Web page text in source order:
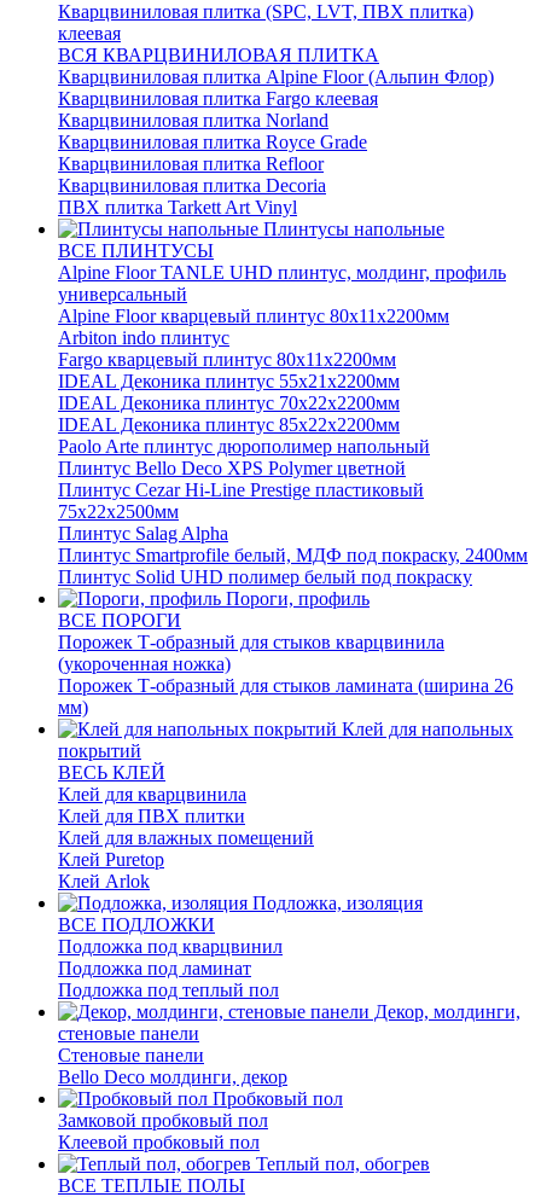
Кварцвиниловая плитка (SPC, LVT, ПВХ плитка)
клеевая
ВСЯ КВАРЦВИНИЛОВАЯ ПЛИТКА
Кварцвиниловая плитка Alpine Floor (Альпин Флор)
Кварцвиниловая плитка Fargo клеевая
Кварцвиниловая плитка Norland
Кварцвиниловая плитка Royce Grade
Кварцвиниловая плитка Refloor
Кварцвиниловая плитка Decoria
ПВХ плитка Tarkett Art Vinyl
Плинтусы напольные
ВСЕ ПЛИНТУСЫ
Alpine Floor TANLE UHD плинтус, молдинг, профиль
универсальный
Alpine Floor кварцевый плинтус 80х11х2200мм
Arbiton indo плинтус
Fargo кварцевый плинтус 80х11х2200мм
IDEAL Деконика плинтус 55х21х2200мм
IDEAL Деконика плинтус 70х22х2200мм
IDEAL Деконика плинтус 85х22х2200мм
Paolo Arte плинтус дюрополимер напольный
Плинтус Bello Deco XPS Polymer цветной
Плинтус Cezar Hi-Line Prestige пластиковый
75х22х2500мм
Плинтус Salag Alpha
Плинтус Smartprofile белый, МДФ под покраску, 2400мм
Плинтус Solid UHD полимер белый под покраску
Пороги, профиль
ВСЕ ПОРОГИ
Порожек Т-образный для стыков кварцвинила
(укороченная ножка)
Порожек Т-образный для стыков ламината (ширина 26
мм)
Клей для напольных
покрытий
ВЕСЬ КЛЕЙ
Клей для кварцвинила
Клей для ПВХ плитки
Клей для влажных помещений
Клей Puretop
Клей Arlok
Подложка, изоляция
ВСЕ ПОДЛОЖКИ
Подложка под кварцвинил
Подложка под ламинат
Подложка под теплый пол
Декор, молдинги,
стеновые панели
Стеновые панели
Bello Deco молдинги, декор
Пробковый пол
Замковой пробковый пол
Клеевой пробковый пол
Теплый пол, обогрев
ВСЕ ТЕПЛЫЕ ПОЛЫ